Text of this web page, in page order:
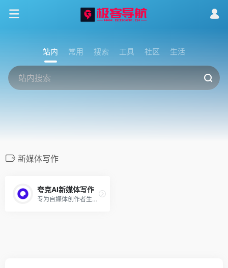
站内 常用 搜索 工具 社区 生活
新媒体写作
夸克AI新媒体写作
专为自媒体创作者生产创作提效的AI工具！